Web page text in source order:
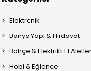
Elektronik
Banyo Yapı & Hırdavat
Bahçe & Elektrikli El
Hobi & Eğlence